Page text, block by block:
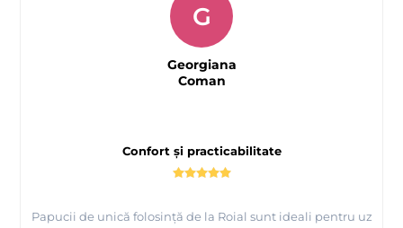
Confort și practicabilitate
Papucii de unică folosință de la Roial sunt ideali pentru uz
G
Georgiana
Coman